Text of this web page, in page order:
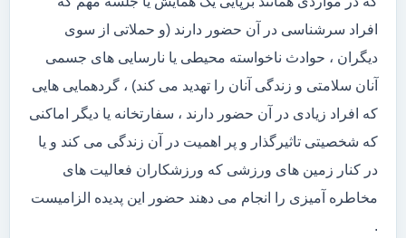
افراد سرشناسی در آن حضور دارند (و حملاتی از سوی
دیگران ، حوادث ناخواسته محیطی یا نارسایی های جسمی
آنان سلامتی و زندگی آنان را تهدید می کند) ، گردهمایی هایی
که افراد زیادی در آن حضور دارند ، سفارتخانه یا دیگر اماکنی
که شخصیتی تاثیرگذار و پر اهمیت در آن زندگی می کند و یا
در کنار زمین های ورزشی که ورزشکاران فعالیت های
مخاطره آمیزی را انجام می دهند حضور این پدیده الزامیست
.